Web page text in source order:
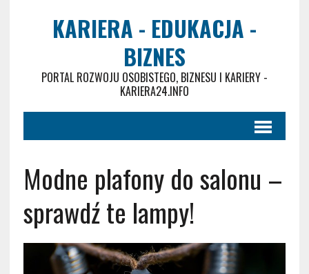
KARIERA - EDUKACJA -
BIZNES
PORTAL ROZWOJU OSOBISTEGO, BIZNESU I KARIERY -
KARIERA24.INFO
Modne plafony do salonu –
sprawdź te lampy!